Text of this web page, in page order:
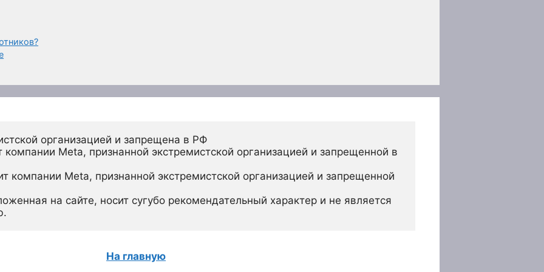
организацией и запрещена в РФ
Meta, признанной экстремистской организацией и запрещенной в
компании Meta, признанной экстремистской организацией и запрещенной
на сайте, носит сугубо рекомендательный характер и не является
На главную